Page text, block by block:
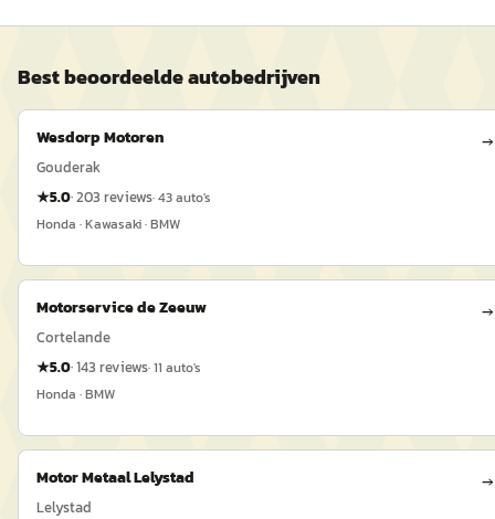
Best beoordeeldeautobedrijven
Wesdorp Motoren →
Gouderak
★5.0·203 reviews·43auto's
Honda · Kawasaki · BMW
Motorservice de Zeeuw →
Cortelande
★5.0·143 reviews·11 auto's
Honda · BMW
Motor Metaal Lelystad →
Lelystad